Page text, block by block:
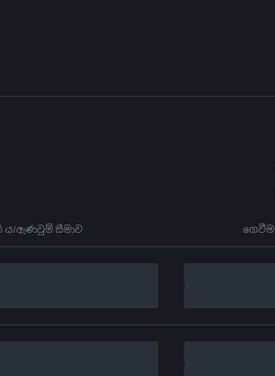
ය/ඇණවුම් සීමාව ගෙවීම